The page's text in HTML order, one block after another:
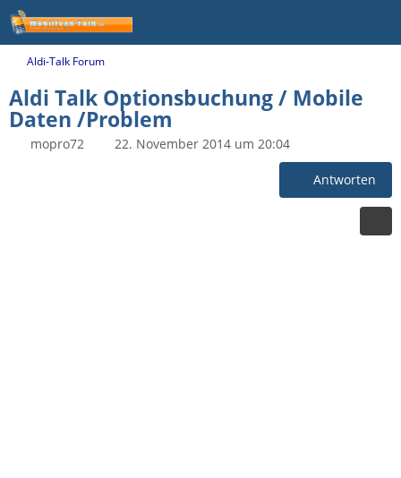
Aldi-Talk Forum
Aldi Talk Optionsbuchung / Mobile
Daten /Problem
mopro72 22. November 2014 um 20:04
Antworten